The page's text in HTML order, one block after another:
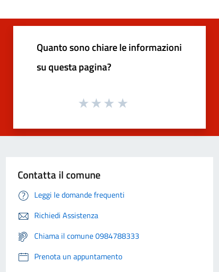
Quanto sono chiare le informazioni
su questa pagina?
Contatta il comune
Leggi le domande frequenti
Richiedi Assistenza
Chiama il comune 0984788333
Prenota un appuntamento